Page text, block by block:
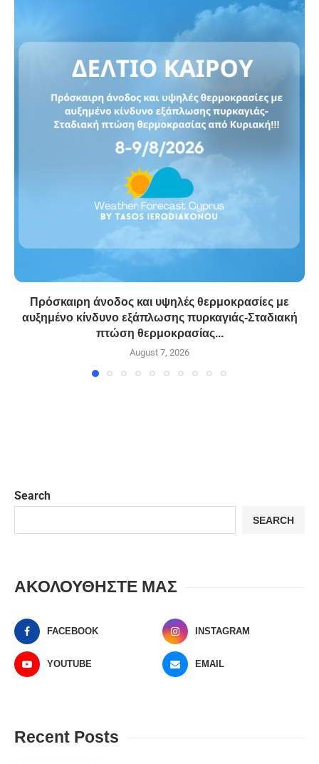
Πρόσκαιρη άνοδος και υψηλές θερμοκρασίες με
αυξημένο κίνδυνο εξάπλωσης πυρκαγιάς-Σταδιακή
πτώση θερμοκρασίας...
August 7, 2026
Search
SEARCH
ΑΚΟΛΟΥΘΗΣΤΕ ΜΑΣ
FACEBOOK INSTAGRAM
YOUTUBE EMAIL
Recent Posts